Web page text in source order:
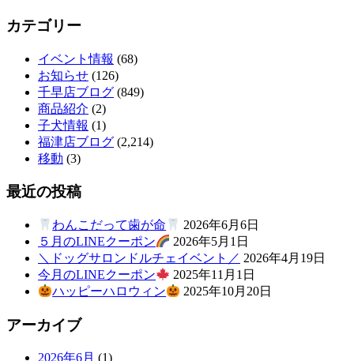
カテゴリー
イベント情報 (68)
お知らせ (126)
千早店ブログ (849)
商品紹介 (2)
子犬情報 (1)
福津店ブログ (2,214)
移動 (3)
最近の投稿
わんこだって歯が命
2026年6月6日
５月のLINEクーポン
2026年5月1日
＼ドッグサロンドルチェイベント／ 2026年4月19日
今月のLINEクーポン
2025年11月1日
ハッピーハロウィン
2025年10月20日
アーカイブ
2026年6月 (1)